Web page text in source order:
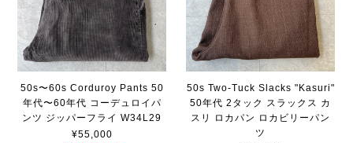
50s〜60s Corduroy Pants 50
年代〜60年代 コーデュロイパ
ンツ ジッパーフライ W34L29
¥55,000
50s Two-Tuck Slacks "Kasuri"
50年代 2タック スラックス カ
スリ ロカパン ロカビリーパン
ツ